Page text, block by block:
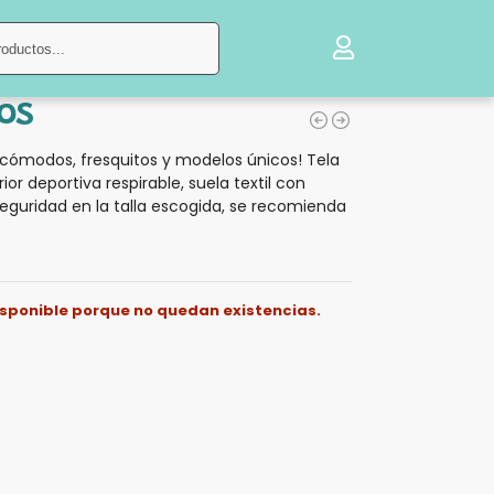
fresquitos y modelos únicos! Tela
deportiva respirable, suela textil con
en la talla escogida, se recomienda
porque no quedan existencias.